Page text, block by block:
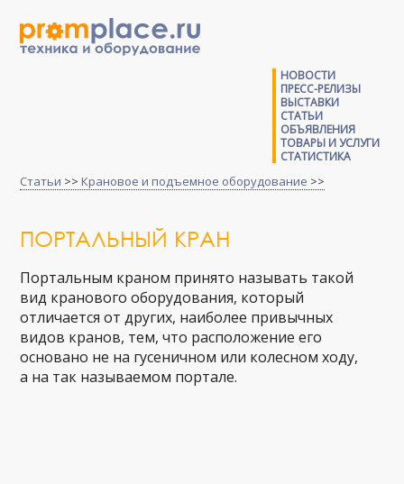
НОВОСТИ
ПРЕСС-РЕЛИЗЫ
ВЫСТАВКИ
СТАТЬИ
ОБЪЯВЛЕНИЯ
ТОВАРЫ И УСЛУГИ
СТАТИСТИКА
Статьи >> Крановое и подъемное оборудование >>
ПОРТАЛЬНЫЙ КРАН
Портальным краном принято называть такой
вид кранового оборудования, который
отличается от других, наиболее привычных
видов кранов, тем, что расположение его
основано не на гусеничном или колесном ходу,
а на так называемом портале.